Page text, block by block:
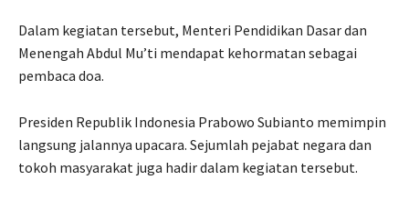
Dalam kegiatan tersebut, Menteri Pendidikan Dasar dan
Menengah Abdul Mu’ti mendapat kehormatan sebagai
pembaca doa.
Presiden Republik Indonesia Prabowo Subianto memimpin
langsung jalannya upacara. Sejumlah pejabat negara dan
tokoh masyarakat juga hadir dalam kegiatan tersebut.